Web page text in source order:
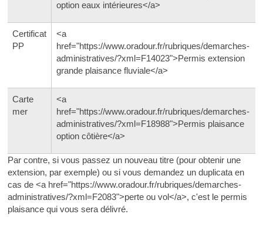
option eaux intérieures</a>
Certificat
PP
<a
href="https://www.oradour.fr/rubriques/demarches-
administratives/?xml=F14023">Permis extension
grande plaisance fluviale</a>
Carte
mer
<a
href="https://www.oradour.fr/rubriques/demarches-
administratives/?xml=F18988">Permis plaisance
option côtière</a>
Par contre, si vous passez un nouveau titre (pour obtenir une
extension, par exemple) ou si vous demandez un duplicata en
cas de <a href="https://www.oradour.fr/rubriques/demarches-
administratives/?xml=F2083">perte ou vol</a>, c'est le permis
plaisance qui vous sera délivré.